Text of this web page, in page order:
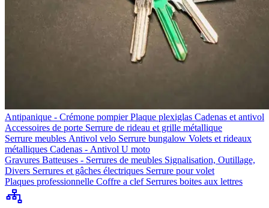
Antipanique - Crémone pompierPlaque plexiglas Cadenas et antivol
Accessoires de porte Serrure de rideau et grille métallique
Serrure meubles Antivol velo Serrure bungalow Volets et rideaux
métalliques Cadenas - Antivol U moto
Gravures Batteuses - Serrures de meubles Signalisation, Outillage,
Divers Serrures et gâches électriques Serrure pour volet
Plaques professionnelle Coffre a clef Serrures boites aux lettres